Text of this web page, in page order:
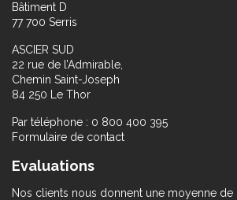
Bâtiment D
77 700 Serris
ASCIER SUD
22 rue de l’Admirable,
Chemin Saint-Joseph
84 250 Le Thor
Par téléphone : 0 800 400 395
Formulaire de contact
Evaluations
Nos clients nous donnent une moyenne de :